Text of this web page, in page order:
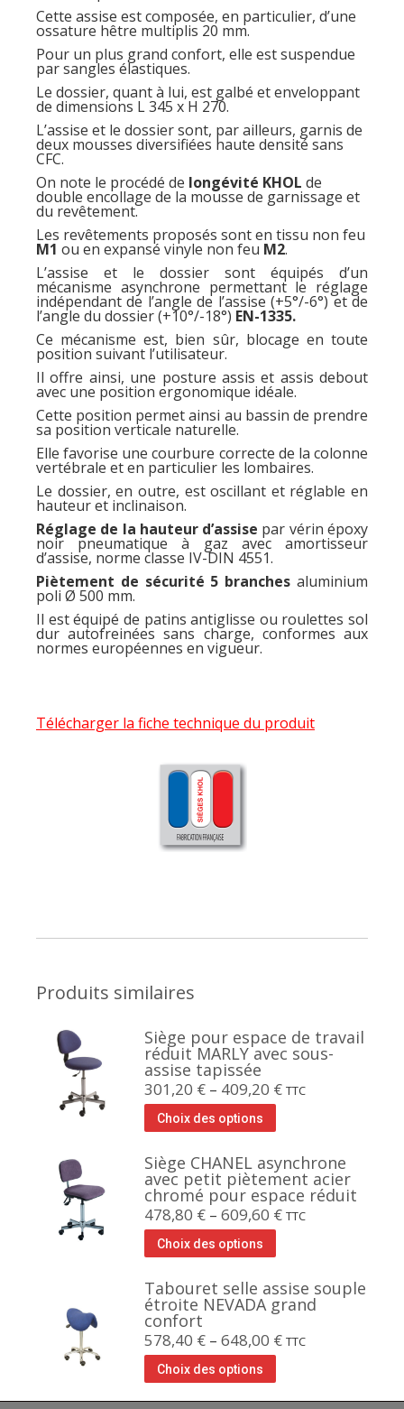
Cette assise est composée, en particulier, d’une
ossature hêtre multiplis 20 mm.
Pour un plus grand confort, elle est suspendue
par sangles élastiques.
Le dossier, quant à lui, est galbé et enveloppant
de dimensions L 345 x H 270.
L’assise et le dossier sont, par ailleurs, garnis de
deux mousses diversifiées haute densité sans
CFC.
On note le procédé de longévité KHOL de
double encollage de la mousse de garnissage et
du revêtement.
Les revêtements proposés sont en tissu non feu
M1 ou en expansé vinyle non feu M2.
L’assise et le dossier sont équipés d’un
mécanisme asynchrone permettant le réglage
indépendant de l’angle de l’assise (+5°/-6°) et de
l’angle du dossier (+10°/-18°) EN-1335.
Ce mécanisme est, bien sûr, blocage en toute
position suivant l’utilisateur.
Il offre ainsi, une posture assis et assis debout
avec une position ergonomique idéale.
Cette position permet ainsi au bassin de prendre
sa position verticale naturelle.
Elle favorise une courbure correcte de la colonne
vertébrale et en particulier les lombaires.
Le dossier, en outre, est oscillant et réglable en
hauteur et inclinaison.
Réglage de la hauteur d’assise par vérin époxy
noir pneumatique à gaz avec amortisseur
d’assise, norme classe IV-DIN 4551.
Piètement de sécurité 5 branches aluminium
poli Ø 500 mm.
Il est équipé de patins antiglisse ou roulettes sol
dur autofreinées sans charge, conformes aux
normes européennes en vigueur.
Télécharger la fiche technique du produit
Produits similaires
Siège pour espace de travail
réduit MARLY avec sous-
assise tapissée
301,20 € – 409,20 € TTC
Choix des options
Siège CHANEL asynchrone
avec petit piètement acier
chromé pour espace réduit
478,80 € – 609,60 € TTC
Choix des options
Tabouret selle assise souple
étroite NEVADA grand
confort
578,40 € – 648,00 € TTC
Choix des options